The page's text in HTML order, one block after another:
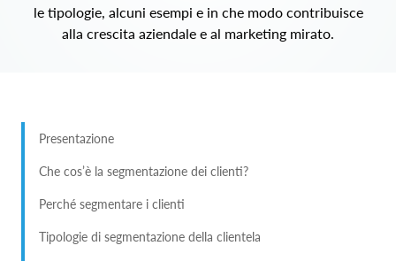
le tipologie, alcuni esempi e in che modo contribuisce
alla crescita aziendale e al marketing mirato.
Presentazione
Che cos’è la segmentazione dei clienti?
Perché segmentare i clienti
Tipologie di segmentazione della clientela